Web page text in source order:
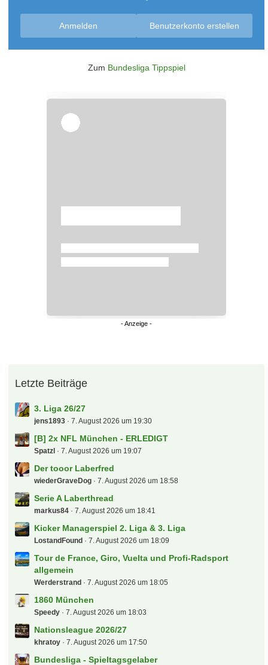
Benutzerkonto erstellen
Anmelden
Zum Bundesliga Tippspiel
Letzte Beiträge
3. Liga 26/27
jens1893 7. August 2026 um 19:30
[B] 2x NFL München - ERLEDIGT
Spatzl 7. August 2026 um 19:07
Der tooor Laberfred
wiederGraveDog 7. August 2026 um 18:58
Serie A Laberthread
markus84 7. August 2026 um 18:41
Kicker Managerspiel 2. Liga & 3. Liga
LostandFound 7. August 2026 um 18:09
Tour de France, Giro, Vuelta und Profi-Radsport
allgemein
Werderstrand 7. August 2026 um 18:05
1860 München
Speedy 7. August 2026 um 18:03
Nationsleague 2026/27
khratoy 7. August 2026 um 17:50
Bundesliga - Spieltagsgelaber